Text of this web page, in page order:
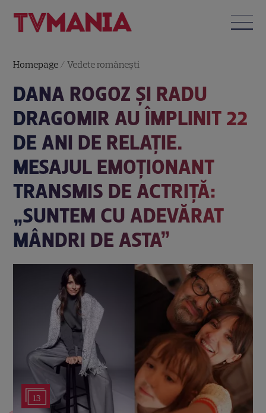
Homepage /Vedete româneşti
DANA ROGOZ ȘI RADU
DRAGOMIR AU ÎMPLINIT 22
DE ANI DE RELAȚIE.
MESAJUL EMOȚIONANT
TRANSMIS DE ACTRIȚĂ:
„SUNTEM CU ADEVĂRAT
MÂNDRI DE ASTA”
13